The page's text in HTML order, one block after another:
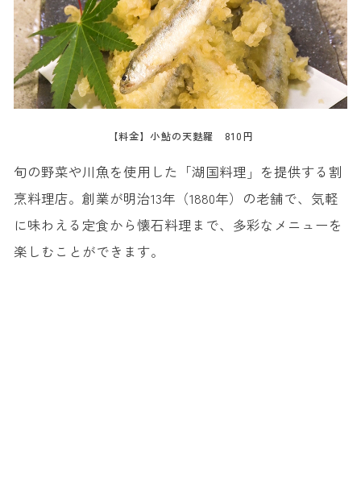
【料金】小鮎の天麩羅 810円
旬の野菜や川魚を使用した「湖国料理」を提供する割
烹料理店。創業が明治13年（1880年）の老舗で、気軽
に味わえる定食から懐石料理まで、多彩なメニューを
楽しむことができます。